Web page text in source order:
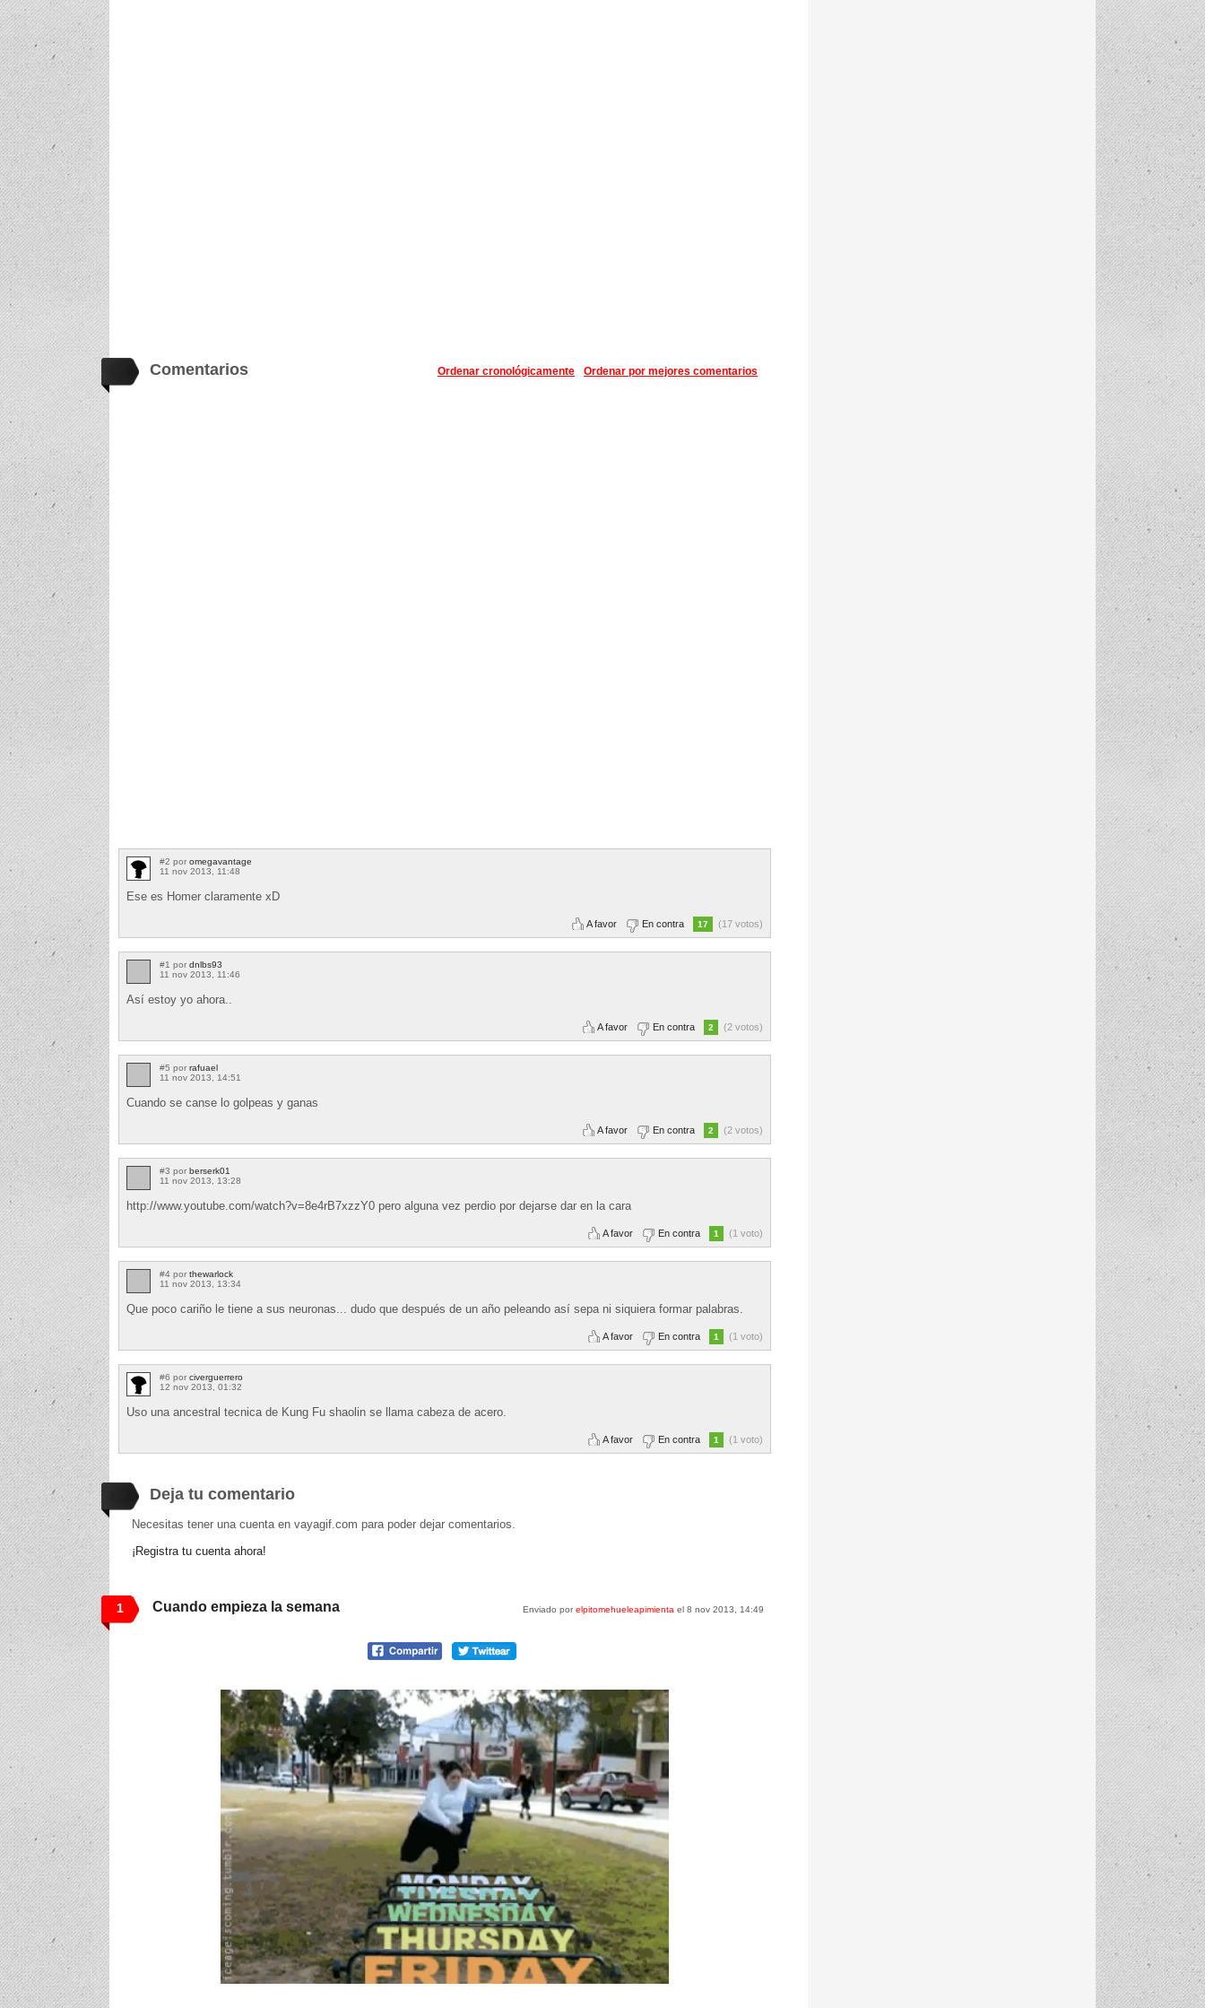
Comentarios Ordenar por mejores comentarios
Ordenar cronológicamente
#2 por omegavantage
11 nov 2013, 11:48
Ese es Homer claramente xD
A favor En contra 17 (17 votos)
#1 por dnlbs93
11 nov 2013, 11:46
Así estoy yo ahora..
A favor En contra 2 (2 votos)
#5 por rafuael
11 nov 2013, 14:51
Cuando se canse lo golpeas y ganas
A favor En contra 2 (2 votos)
#3 por berserk01
11 nov 2013, 13:28
http://www.youtube.com/watch?v=8e4rB7xzzY0 pero alguna vez perdio por dejarse dar en la cara
A favor En contra 1 (1 voto)
#4 por thewarlock
11 nov 2013, 13:34
Que poco cariño le tiene a sus neuronas... dudo que después de un año peleando así sepa ni siquiera formar palabras.
A favor En contra 1 (1 voto)
#6 por civerguerrero
12 nov 2013, 01:32
Uso una ancestral tecnica de Kung Fu shaolin se llama cabeza de acero.
A favor En contra 1 (1 voto)
Deja tu comentario
Necesitas tener una cuenta en vayagif.com para poder dejar comentarios.
¡Registra tu cuenta ahora!
1 Enviado porelpitomehueleapimienta el 8 nov 2013, 14:49
Cuando empieza la semana